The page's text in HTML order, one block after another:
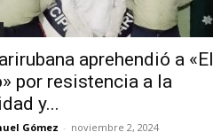
aprehendió a «El
por resistencia a la
y...
Gómez - noviembre 2, 2024